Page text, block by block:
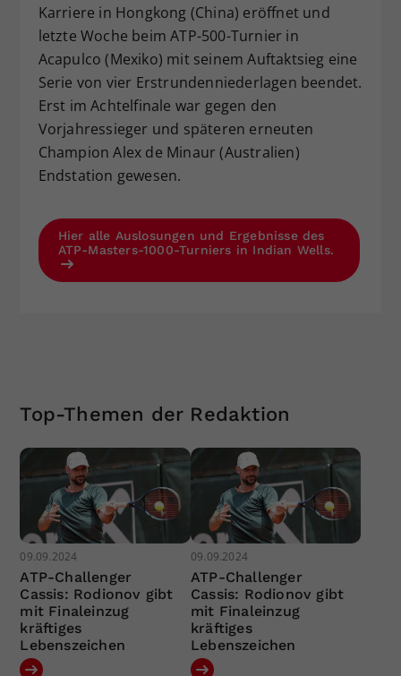
Karriere in Hongkong (China) eröffnet und
letzte Woche beim ATP-500-Turnier in
Acapulco (Mexiko) mit seinem Auftaktsieg eine
Serie von vier Erstrundenniederlagen beendet.
Erst im Achtelfinale war gegen den
Vorjahressieger und späteren erneuten
Champion Alex de Minaur (Australien)
Endstation gewesen.
Hier alle Auslosungen und Ergebnisse des
ATP-Masters-1000-Turniers in Indian Wells.
Top-Themen der Redaktion
09.09.2024
ATP-Challenger
Cassis: Rodionov gibt
mit Finaleinzug
kräftiges
Lebenszeichen
09.09.2024
ATP-Challenger
Cassis: Rodionov gibt
mit Finaleinzug
kräftiges
Lebenszeichen